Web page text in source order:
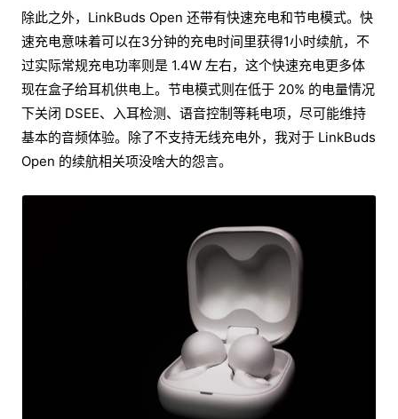
除此之外，LinkBuds Open 还带有快速充电和节电模式。快
速充电意味着可以在3分钟的充电时间里获得1小时续航，不
过实际常规充电功率则是 1.4W 左右，这个快速充电更多体
现在盒子给耳机供电上。节电模式则在低于 20% 的电量情况
下关闭 DSEE、入耳检测、语音控制等耗电项，尽可能维持
基本的音频体验。除了不支持无线充电外，我对于 LinkBuds
Open 的续航相关项没啥大的怨言。